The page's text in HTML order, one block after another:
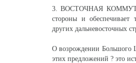
3. ВОСТОЧНАЯ
стороны и обеспечивает
других дальневосточных
О возрождении Большого
этих предложений ? это